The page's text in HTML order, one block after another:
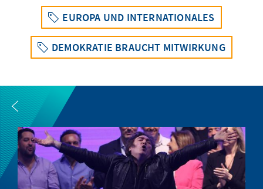
EUROPA UND INTERNATIONALES
DEMOKRATIE BRAUCHT MITWIRKUNG